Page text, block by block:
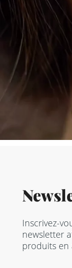
Inscrivez-
newsletter
produits en